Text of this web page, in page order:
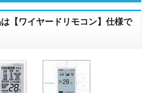
【ワイヤードリモコン】仕様で